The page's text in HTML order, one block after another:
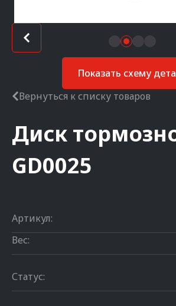
Показать схему
Вернуться к списку товаров
Диск
GD0025
Артикул:
Вес:
Статус: